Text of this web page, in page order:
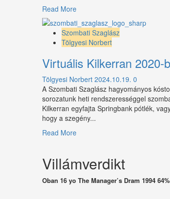
Read MoreRead
about
Whisky
Show
2024
Szombati Szaglász
Tölgyesi Norbert
Virtuális Kilkerran 2020-
Tölgyesi Norbert 2024.10.19. 0
A Szombati Szaglász hagyományos
sorozatunk heti rendszerességgel
Kilkerran egyfajta Springbank pótlék,
hogy a szegény...
Read MoreRead
Virtuális
Kilkerran
2020-
Villámverdikt
Oban 16 yo The Manager’s Dram 1994